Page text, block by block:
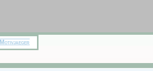
Motivjaeger